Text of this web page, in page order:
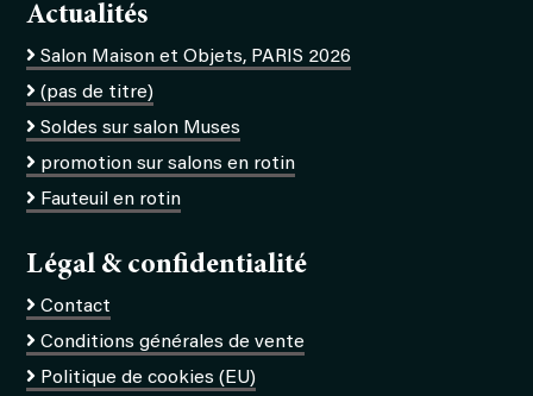
Actualités
Salon Maison et Objets, PARIS 2026
(pas de titre)
Soldes sur salon Muses
promotion sur salons en rotin
Fauteuil en rotin
Légal & confidentialité
Contact
Conditions générales de vente
Politique de cookies (EU)